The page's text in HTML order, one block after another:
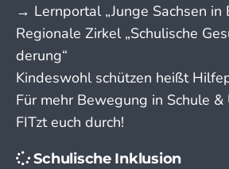
→ Lern­portal „Junge Sachsen in
Regionale Zirkel „Schu­lische
derung“
Kindeswohl schützen heißt
Für mehr Bewegung in Schule &
FITzt euch durch!
Schulische Inklusion